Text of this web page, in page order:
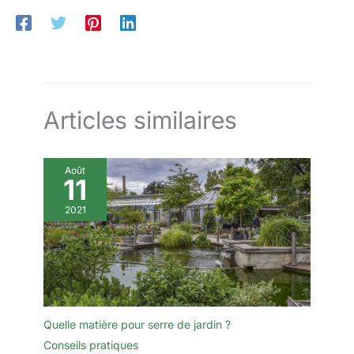
Articles similaires
Août
11
2021
Quelle matière pour serre de jardin ?
Conseils pratiques